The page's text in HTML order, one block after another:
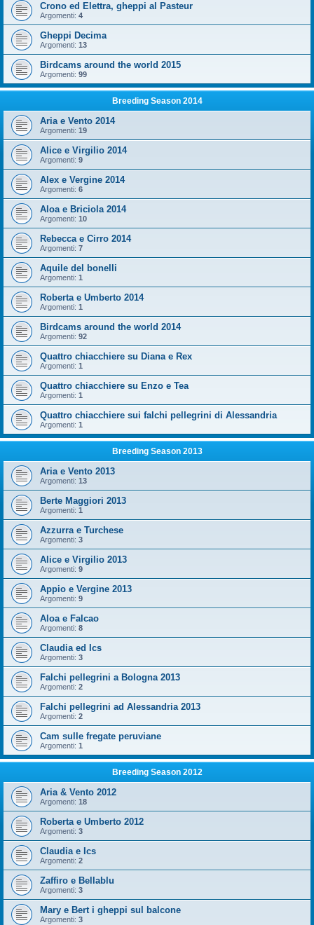
Crono ed Elettra, gheppi al Pasteur
Argomenti: 4
Gheppi Decima
Argomenti: 13
Birdcams around the world 2015
Argomenti: 99
Breeding Season 2014
Aria e Vento 2014
Argomenti: 19
Alice e Virgilio 2014
Argomenti: 9
Alex e Vergine 2014
Argomenti: 6
Aloa e Briciola 2014
Argomenti: 10
Rebecca e Cirro 2014
Argomenti: 7
Aquile del bonelli
Argomenti: 1
Roberta e Umberto 2014
Argomenti: 1
Birdcams around the world 2014
Argomenti: 92
Quattro chiacchiere su Diana e Rex
Argomenti: 1
Quattro chiacchiere su Enzo e Tea
Argomenti: 1
Quattro chiacchiere sui falchi pellegrini di Alessandria
Argomenti: 1
Breeding Season 2013
Aria e Vento 2013
Argomenti: 13
Berte Maggiori 2013
Argomenti: 1
Azzurra e Turchese
Argomenti: 3
Alice e Virgilio 2013
Argomenti: 9
Appio e Vergine 2013
Argomenti: 9
Aloa e Falcao
Argomenti: 8
Claudia ed Ics
Argomenti: 3
Falchi pellegrini a Bologna 2013
Argomenti: 2
Falchi pellegrini ad Alessandria 2013
Argomenti: 2
Cam sulle fregate peruviane
Argomenti: 1
Breeding Season 2012
Aria & Vento 2012
Argomenti: 18
Roberta e Umberto 2012
Argomenti: 3
Claudia e Ics
Argomenti: 2
Zaffiro e Bellablu
Argomenti: 3
Mary e Bert i gheppi sul balcone
Argomenti: 3